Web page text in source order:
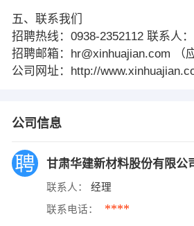
五、联系我们
招聘热线：0938-2352112 联系人
招聘邮箱：hr@xinhuajian.com （
公司网址：http://
公司信息
甘肃华建新材料股份有限公
联系人： 经理
联系电话： ****